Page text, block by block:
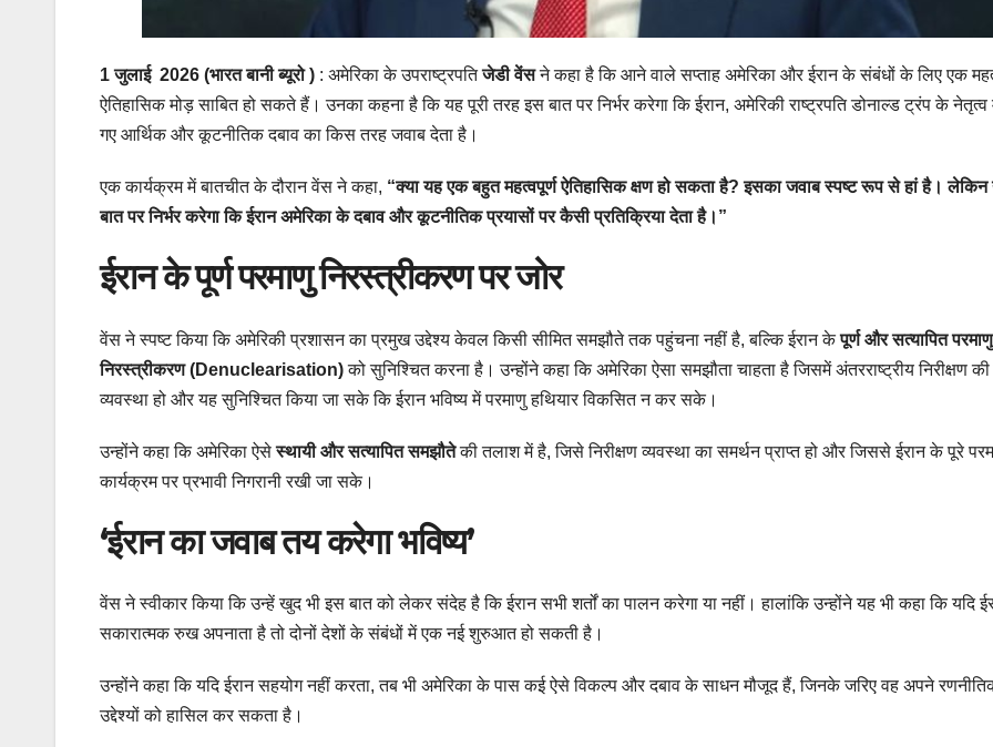
1 जुलाई 2026 (भारत बानी ब्यूरो ) : अमेरिका के उपराष्ट्रपतिजेडी वेंसने कहा है कि आने वाले सप्ताह अमेरिका और ईरान के संबंधों के लिए एक
ऐतिहासिक मोड़ साबित हो सकते हैं। उनका कहना है कि यह पूरी तरह इस बात पर निर्भर करेगा कि ईरान, अमेरिकी राष्ट्रपति डोनाल्ड ट्रंप के नेतृत्व
गए आर्थिक और कूटनीतिक दबाव का किस तरह जवाब देता है।
एक कार्यक्रम में बातचीत के दौरान वेंस ने कहा, “क्या यह एक बहुत महत्वपूर्ण ऐतिहासिक क्षण हो सकता है? इसका जवाब स्पष्ट रूप से हां है।
बात पर निर्भर करेगा कि ईरान अमेरिका के दबाव और कूटनीतिक प्रयासों पर कैसी प्रतिक्रिया देता है।”
ईरान के पूर्ण परमाणु निरस्त्रीकरण पर जोर
वेंस ने स्पष्ट किया कि अमेरिकी प्रशासन का प्रमुख उद्देश्य केवल किसी सीमित समझौते तक पहुंचना नहीं है, बल्कि ईरान केपूर्ण और सत्यापित परमाणु
निरस्त्रीकरण (Denuclearisation)को सुनिश्चित करना है। उन्होंने कहा कि अमेरिका ऐसा समझौता चाहता है जिसमें अंतरराष्ट्रीय निरीक्षण
व्यवस्था हो और यह सुनिश्चित किया जा सके कि ईरान भविष्य में परमाणु हथियार विकसित न कर सके।
उन्होंने कहा कि अमेरिका ऐसेस्थायी और सत्यापित समझौतेकी तलाश में है, जिसे निरीक्षण व्यवस्था का समर्थन प्राप्त हो और जिससे ईरान के पूरे
कार्यक्रम पर प्रभावी निगरानी रखी जा सके।
‘ईरान का जवाब तय करेगा भविष्य’
वेंस ने स्वीकार किया कि उन्हें खुद भी इस बात को लेकर संदेह है कि ईरान सभी शर्तों का पालन करेगा या नहीं। हालांकि उन्होंने यह भी कहा कि यदि
सकारात्मक रुख अपनाता है तो दोनों देशों के संबंधों में एक नई शुरुआत हो सकती है।
उन्होंने कहा कि यदि ईरान सहयोग नहीं करता, तब भी अमेरिका के पास कई ऐसे विकल्प और दबाव के साधन मौजूद हैं, जिनके जरिए वह अपने
उद्देश्यों को हासिल कर सकता है।